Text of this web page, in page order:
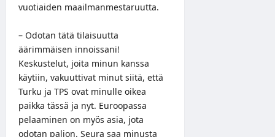
vuotiaiden maailmanmestaruutta.
– Odotan tätä tilaisuutta
äärimmäisen innoissani!
Keskustelut, joita minun kanssa
käytiin, vakuuttivat minut siitä, että
Turku ja TPS ovat minulle oikea
paikka tässä ja nyt. Euroopassa
pelaaminen on myös asia, jota
odotan paljon. Seura saa minusta